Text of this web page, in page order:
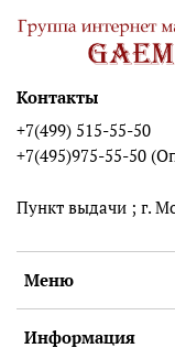
Меню
Информация
Контакты
+7(499) 515-55-50
+7(495)975-55-50
Пункт выдачи ; г.